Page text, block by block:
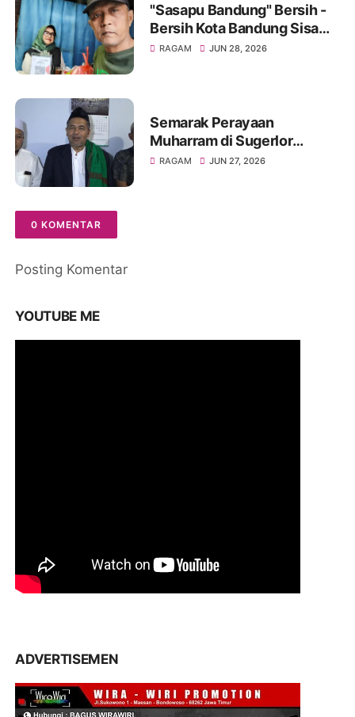
"Sasapu Bandung" Bersih -
Bersih Kota Bandung Sisa
Bongkaran Bangunan Liar
RAGAM JUN 28, 2026
Semarak Perayaan
Muharram di Sugerlor
Maesan Bondowoso Santuni
RAGAM JUN 27, 2026
0 KOMENTAR
Posting Komentar
YOUTUBE ME
ADVERTISEMEN